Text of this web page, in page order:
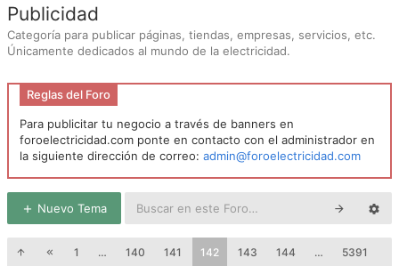
Publicidad
Categoría para publicar páginas, tiendas, empresas, servicios, etc.
Únicamente dedicados al mundo de la electricidad.
Reglas del Foro
Para publicitar tu negocio a través de banners en
foroelectricidad.com ponte en contacto con el administrador en
la siguiente dirección de correo: admin@foroelectricidad.com
Nuevo Tema
1 … 140 141 142 143 144 … 5391